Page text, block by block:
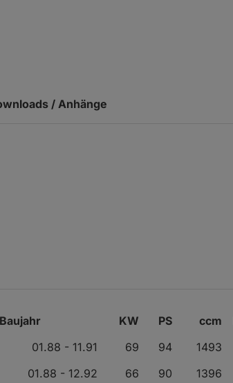
/ Anhänge
Baujahr KW PS ccm
01.88 - 11.91 69 94
1493
01.88 - 12.92 66 90
1396